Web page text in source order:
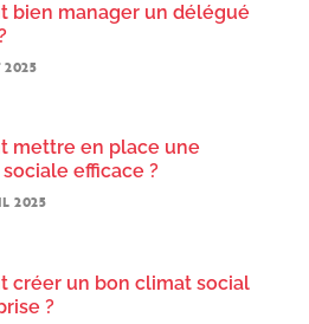
bien manager un délégué
2025
mettre en place une
efficace ?
2025
créer un bon climat social
?